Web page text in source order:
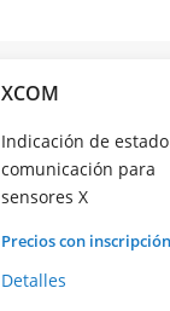
XCOM
Indicación de
comunicación para
sensores X
Precios con inscripción
Detalles